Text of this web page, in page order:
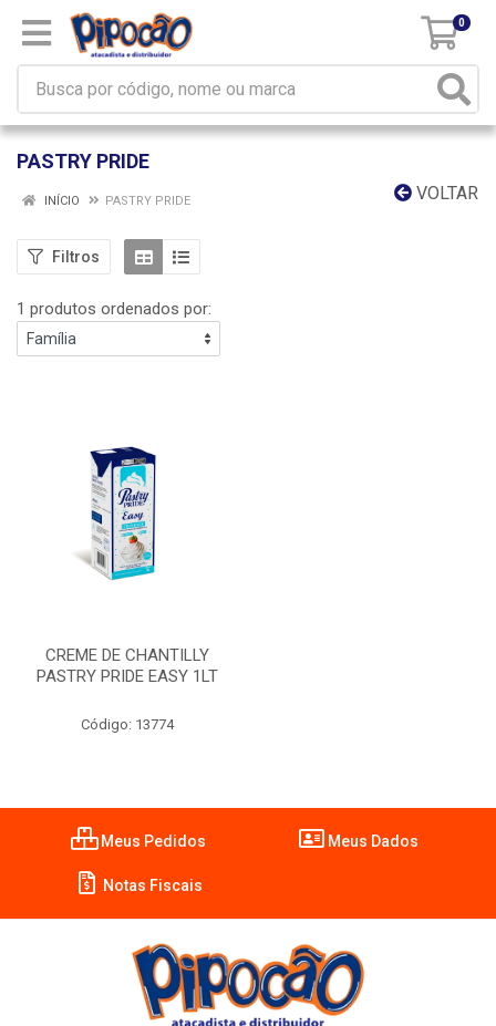
0
PASTRY PRIDE
VOLTAR
INÍCIO PASTRY PRIDE
Filtros
1 produtos ordenados por:
CREME DE CHANTILLY
PASTRY PRIDE EASY 1LT
Código: 13774
Meus Pedidos Meus Dados
Notas Fiscais